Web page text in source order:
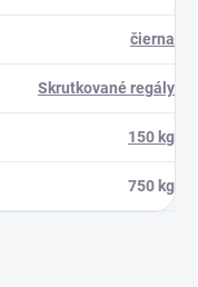
čierna
Skrutkované regály
150 kg
750 kg